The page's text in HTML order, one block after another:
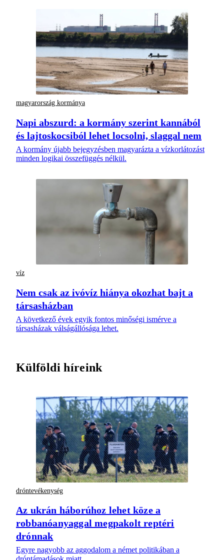
magyarország kormánya
Napi abszurd: a kormány szerint kannából
és lajtoskocsiból lehet locsolni, slaggal nem
A kormány újabb bejegyzésben magyarázta a vízkorlátozást
minden logikai összefüggés nélkül.
víz
Nem csak az ivóvíz hiánya okozhat bajt a
társasházban
A következő évek egyik fontos minőségi ismérve a
társasházak válságállósága lehet.
Külföldi híreink
dróntevékenység
Az ukrán háborúhoz lehet köze a
robbanóanyaggal megpakolt reptéri
drónnak
Egyre nagyobb az aggodalom a német politikában a